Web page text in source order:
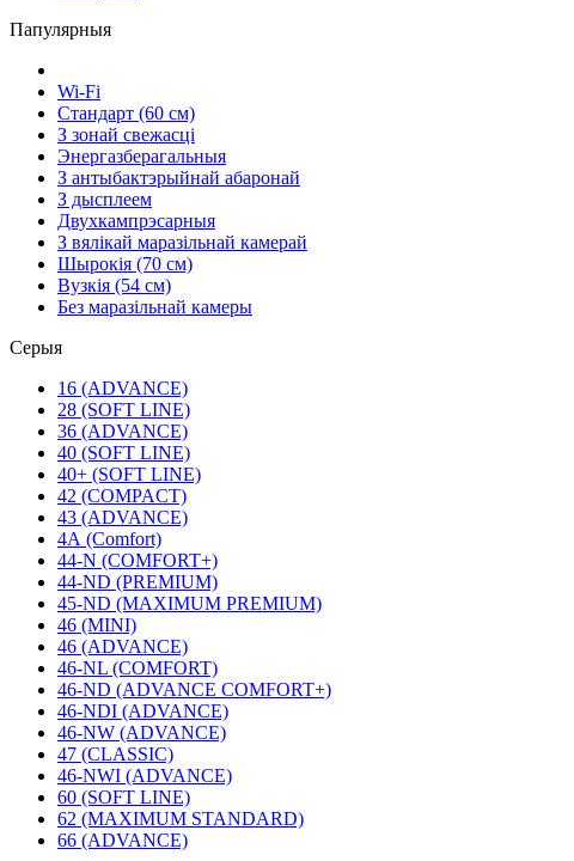
Папулярныя
Wi-Fi
Стандарт (60 см)
З зонай свежасці
Энергазберагальныя
З антыбактэрыйнай абаронай
З дысплеем
Двухкампрэсарныя
З вялікай маразільнай камерай
Шырокія (70 см)
Вузкія (54 см)
Без маразільнай камеры
Серыя
16 (ADVANCE)
28 (SOFT LINE)
36 (ADVANCE)
40 (SOFT LINE)
40+ (SOFT LINE)
42 (COMPACT)
43 (ADVANCE)
4А (Comfort)
44-N (COMFORT+)
44-ND (PREMIUM)
45-ND (MAXIMUM PREMIUM)
46 (MINI)
46 (ADVANCE)
46-NL (COMFORT)
46-ND (ADVANCE COMFORT+)
46-NDI (ADVANCE)
46-NW (ADVANCE)
47 (CLASSIC)
46-NWI (ADVANCE)
60 (SOFT LINE)
62 (MAXIMUM STANDARD)
66 (ADVANCE)